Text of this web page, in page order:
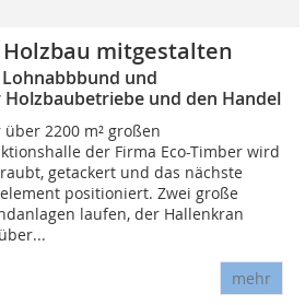
mitgestalten
und
und den Handel
über 2200 m² großen
der Firma Eco-Timber wird
getackert und das nächste
positioniert. Zwei große
laufen, der Hallenkran
mehr